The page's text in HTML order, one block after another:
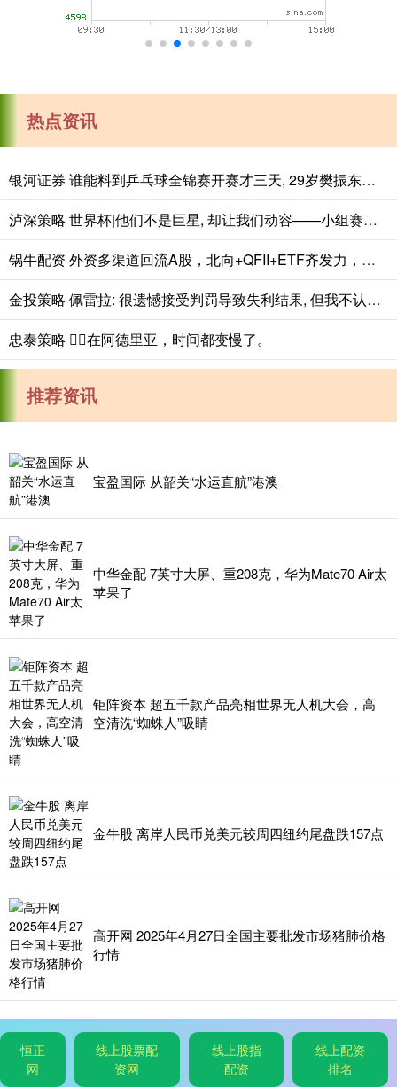
热点资讯
银河证券 谁能料到乒乓球全锦赛开赛才三天, 29岁樊振东意外走红全网
泸深策略 世界杯|他们不是巨星, 却让我们动容——小组赛首轮盘点
锅牛配资 外资多渠道回流A股，北向+QFII+ETF齐发力，估值修复信号已现？
金投策略 佩雷拉: 很遗憾接受判罚导致失利结果, 但我不认同这非手球
忠泰策略 💂‍♂️在阿德里亚，时间都变慢了。
推荐资讯
宝盈国际 从韶关“水运直航”港澳
中华金配 7英寸大屏、重208克，华为Mate70 Air太
苹果了
钜阵资本 超五千款产品亮相世界无人机大会，高
空清洗“蜘蛛人”吸睛
金牛股 离岸人民币兑美元较周四纽约尾盘跌157点
高开网 2025年4月27日全国主要批发市场猪肺价格
行情
恒正
网
线上股票配
资网
线上股指
配资
线上配资
排名